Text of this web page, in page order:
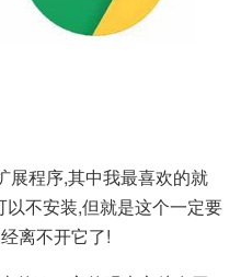
展程序,其中我最喜欢的就
不安装,但就是这个一定要
离不开它了!